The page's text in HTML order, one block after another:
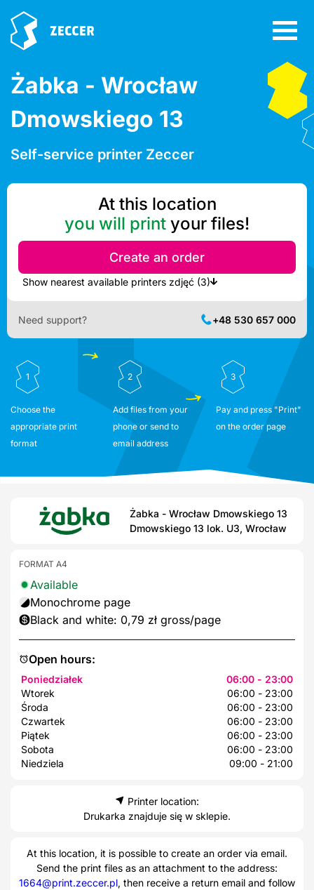
Żabka - Wrocław
Dmowskiego 13
Self-service printer Zeccer
At this location
you will print your files!
Create an order
Show nearest available printers zdjęć (3)
Need support? +48 530 657 000
1
Choose the
appropriate print
format
2
Add files from your
phone or send to
email address
3
Pay and press "Print"
on the order page
Żabka - Wrocław Dmowskiego 13
Dmowskiego 13 lok. U3, Wrocław
Open hours:
Poniedziałek
06:00 - 23:00
Wtorek
06:00 - 23:00
Środa
06:00 - 23:00
Czwartek
06:00 - 23:00
Piątek
06:00 - 23:00
Sobota
06:00 - 23:00
Niedziela
09:00 - 21:00
FORMAT A4
Available
Monochrome page
Black and white: 0,79 zł gross/page
Printer location:
Drukarka znajduje się w sklepie.
At this location, it is possible to create an order via email.
Send the print files as an attachment to the address:
1664@print.zeccer.pl, then receive a return email and follow